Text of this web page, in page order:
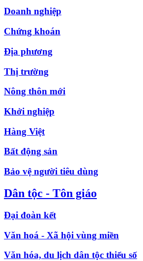
Doanh nghiệp
Chứng khoán
Địa phương
Thị trường
Nông thôn mới
Khởi nghiệp
Hàng Việt
Bất động sản
Bảo vệ người tiêu dùng
Dân tộc - Tôn giáo
Đại đoàn kết
Văn hoá - Xã hội vùng miền
Văn hóa, du lịch dân tộc thiểu số